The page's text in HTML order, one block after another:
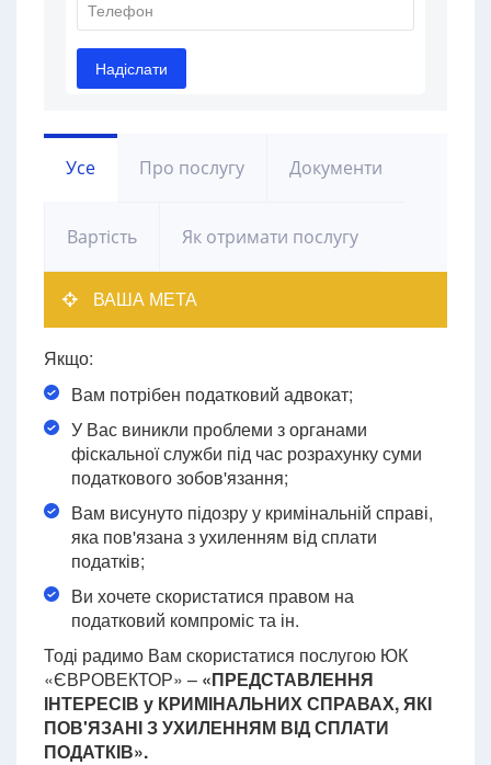
Усе Про послугу Документи
Вартість Як отримати послугу
ВАША МЕТА
Якщо:
Вам потрібен податковий адвокат;
У Вас виникли проблеми з органами
фіскальної служби під час розрахунку суми
податкового зобов'язання;
Вам висунуто підозру у кримінальній справі,
яка пов'язана з ухиленням від сплати
податків;
Ви хочете скористатися правом на
податковий компроміс та ін.
Тоді радимо Вам скористатися послугою ЮК
«ЄВРОВЕКТОР» – «ПРЕДСТАВЛЕННЯ
ІНТЕРЕСІВ у КРИМІНАЛЬНИХ СПРАВАХ, ЯКІ
ПОВ'ЯЗАНІ З УХИЛЕННЯМ ВІД СПЛАТИ
ПОДАТКІВ».